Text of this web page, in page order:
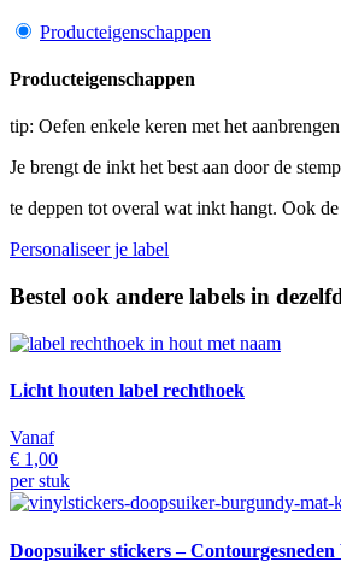
Producteigenschappen
Producteigenschappen
tip: Oefen enkele keren met het
Je brengt de inkt het best aan door de
te deppen tot overal wat inkt hangt. Ook
Personaliseer je label
Bestel ook andere labels in
Licht houten label rechthoek
Vanaf
€ 1,00
per stuk
Doopsuiker stickers –